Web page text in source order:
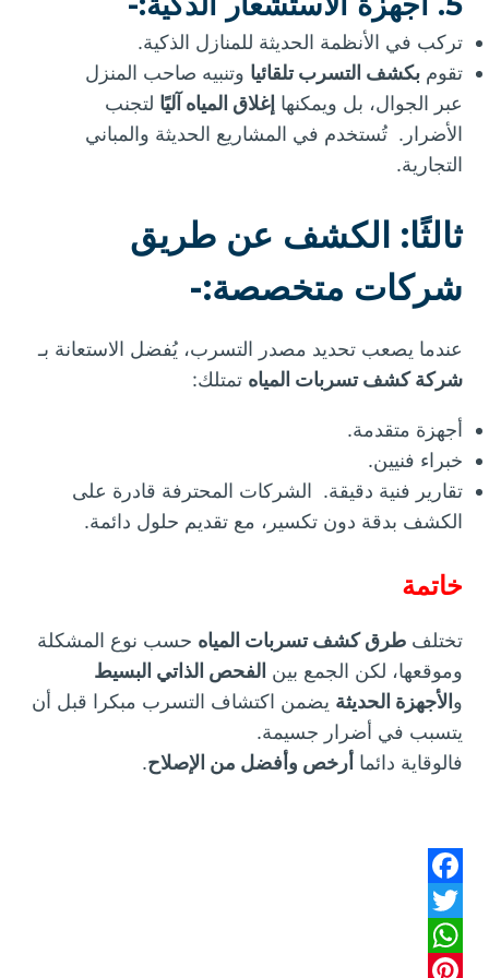
تركب في الأنظمة الحديثة للمنازل الذكية.
تقوم بكشف التسرب تلقائيا وتنبيه صاحب المنزل
عبر الجوال، بل ويمكنها إغلاق المياه آليًا لتجنب
الأضرار. تُستخدم في المشاريع الحديثة والمباني
التجارية.
ثالثًا: الكشف عن طريق
شركات متخصصة:-
عندما يصعب تحديد مصدر التسرب، يُفضل الاستعانة بـ
شركة كشف تسربات المياه تمتلك:
أجهزة متقدمة.
خبراء فنيين.
تقارير فنية دقيقة. الشركات المحترفة قادرة على
الكشف بدقة دون تكسير، مع تقديم حلول دائمة.
خاتمة
تختلف طرق كشف تسربات المياه حسب نوع المشكلة
وموقعها، لكن الجمع بين الفحص الذاتي البسيط
و الأجهزة الحديثة يضمن اكتشاف التسرب مبكرا قبل أن
يتسبب في أضرار جسيمة.
فالوقاية دائما أرخص وأفضل من الإصلاح.
F
a
c
T
w
W